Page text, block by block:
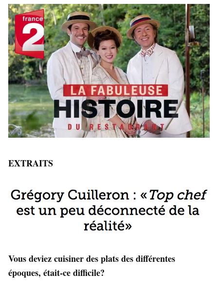
EXTRAITS
Vous deviez cuisiner des plats des différentes
époques, était-ce difficile?